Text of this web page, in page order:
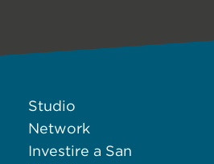
Studio
Network
Investire a San